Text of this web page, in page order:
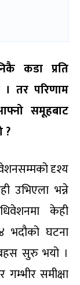
कडा प्रति
। तर परिणाम
समूहबाट
?
दृश्य
उभिएला भन्ने
केही
भदौको घटना
बहस सुरु भयो ।
समीक्षा